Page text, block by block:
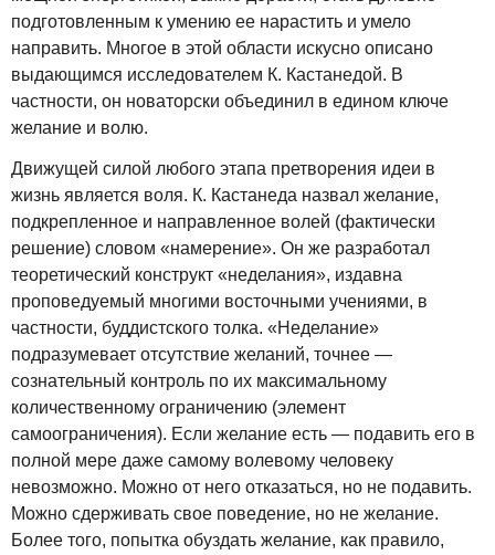
подготовленным к умению ее нарастить и умело
направить. Многое в этой области искусно описано
выдающимся исследователем К. Кастанедой. В
частности, он новаторски объединил в едином ключе
желание и волю.
Движущей силой любого этапа претворения идеи в
жизнь является воля. К. Кастанеда назвал желание,
подкрепленное и направленное волей (фактически
решение) словом «намерение». Он же разработал
теоретический конструкт «неделания», издавна
проповедуемый многими восточными учениями, в
частности, буддистского толка. «Неделание»
подразумевает отсутствие желаний, точнее —
сознательный контроль по их максимальному
количественному ограничению (элемент
самоограничения). Если желание есть — подавить его в
полной мере даже самому волевому человеку
невозможно. Можно от него отказаться, но не подавить.
Можно сдерживать свое поведение, но не желание.
Более того, попытка обуздать желание, как правило,